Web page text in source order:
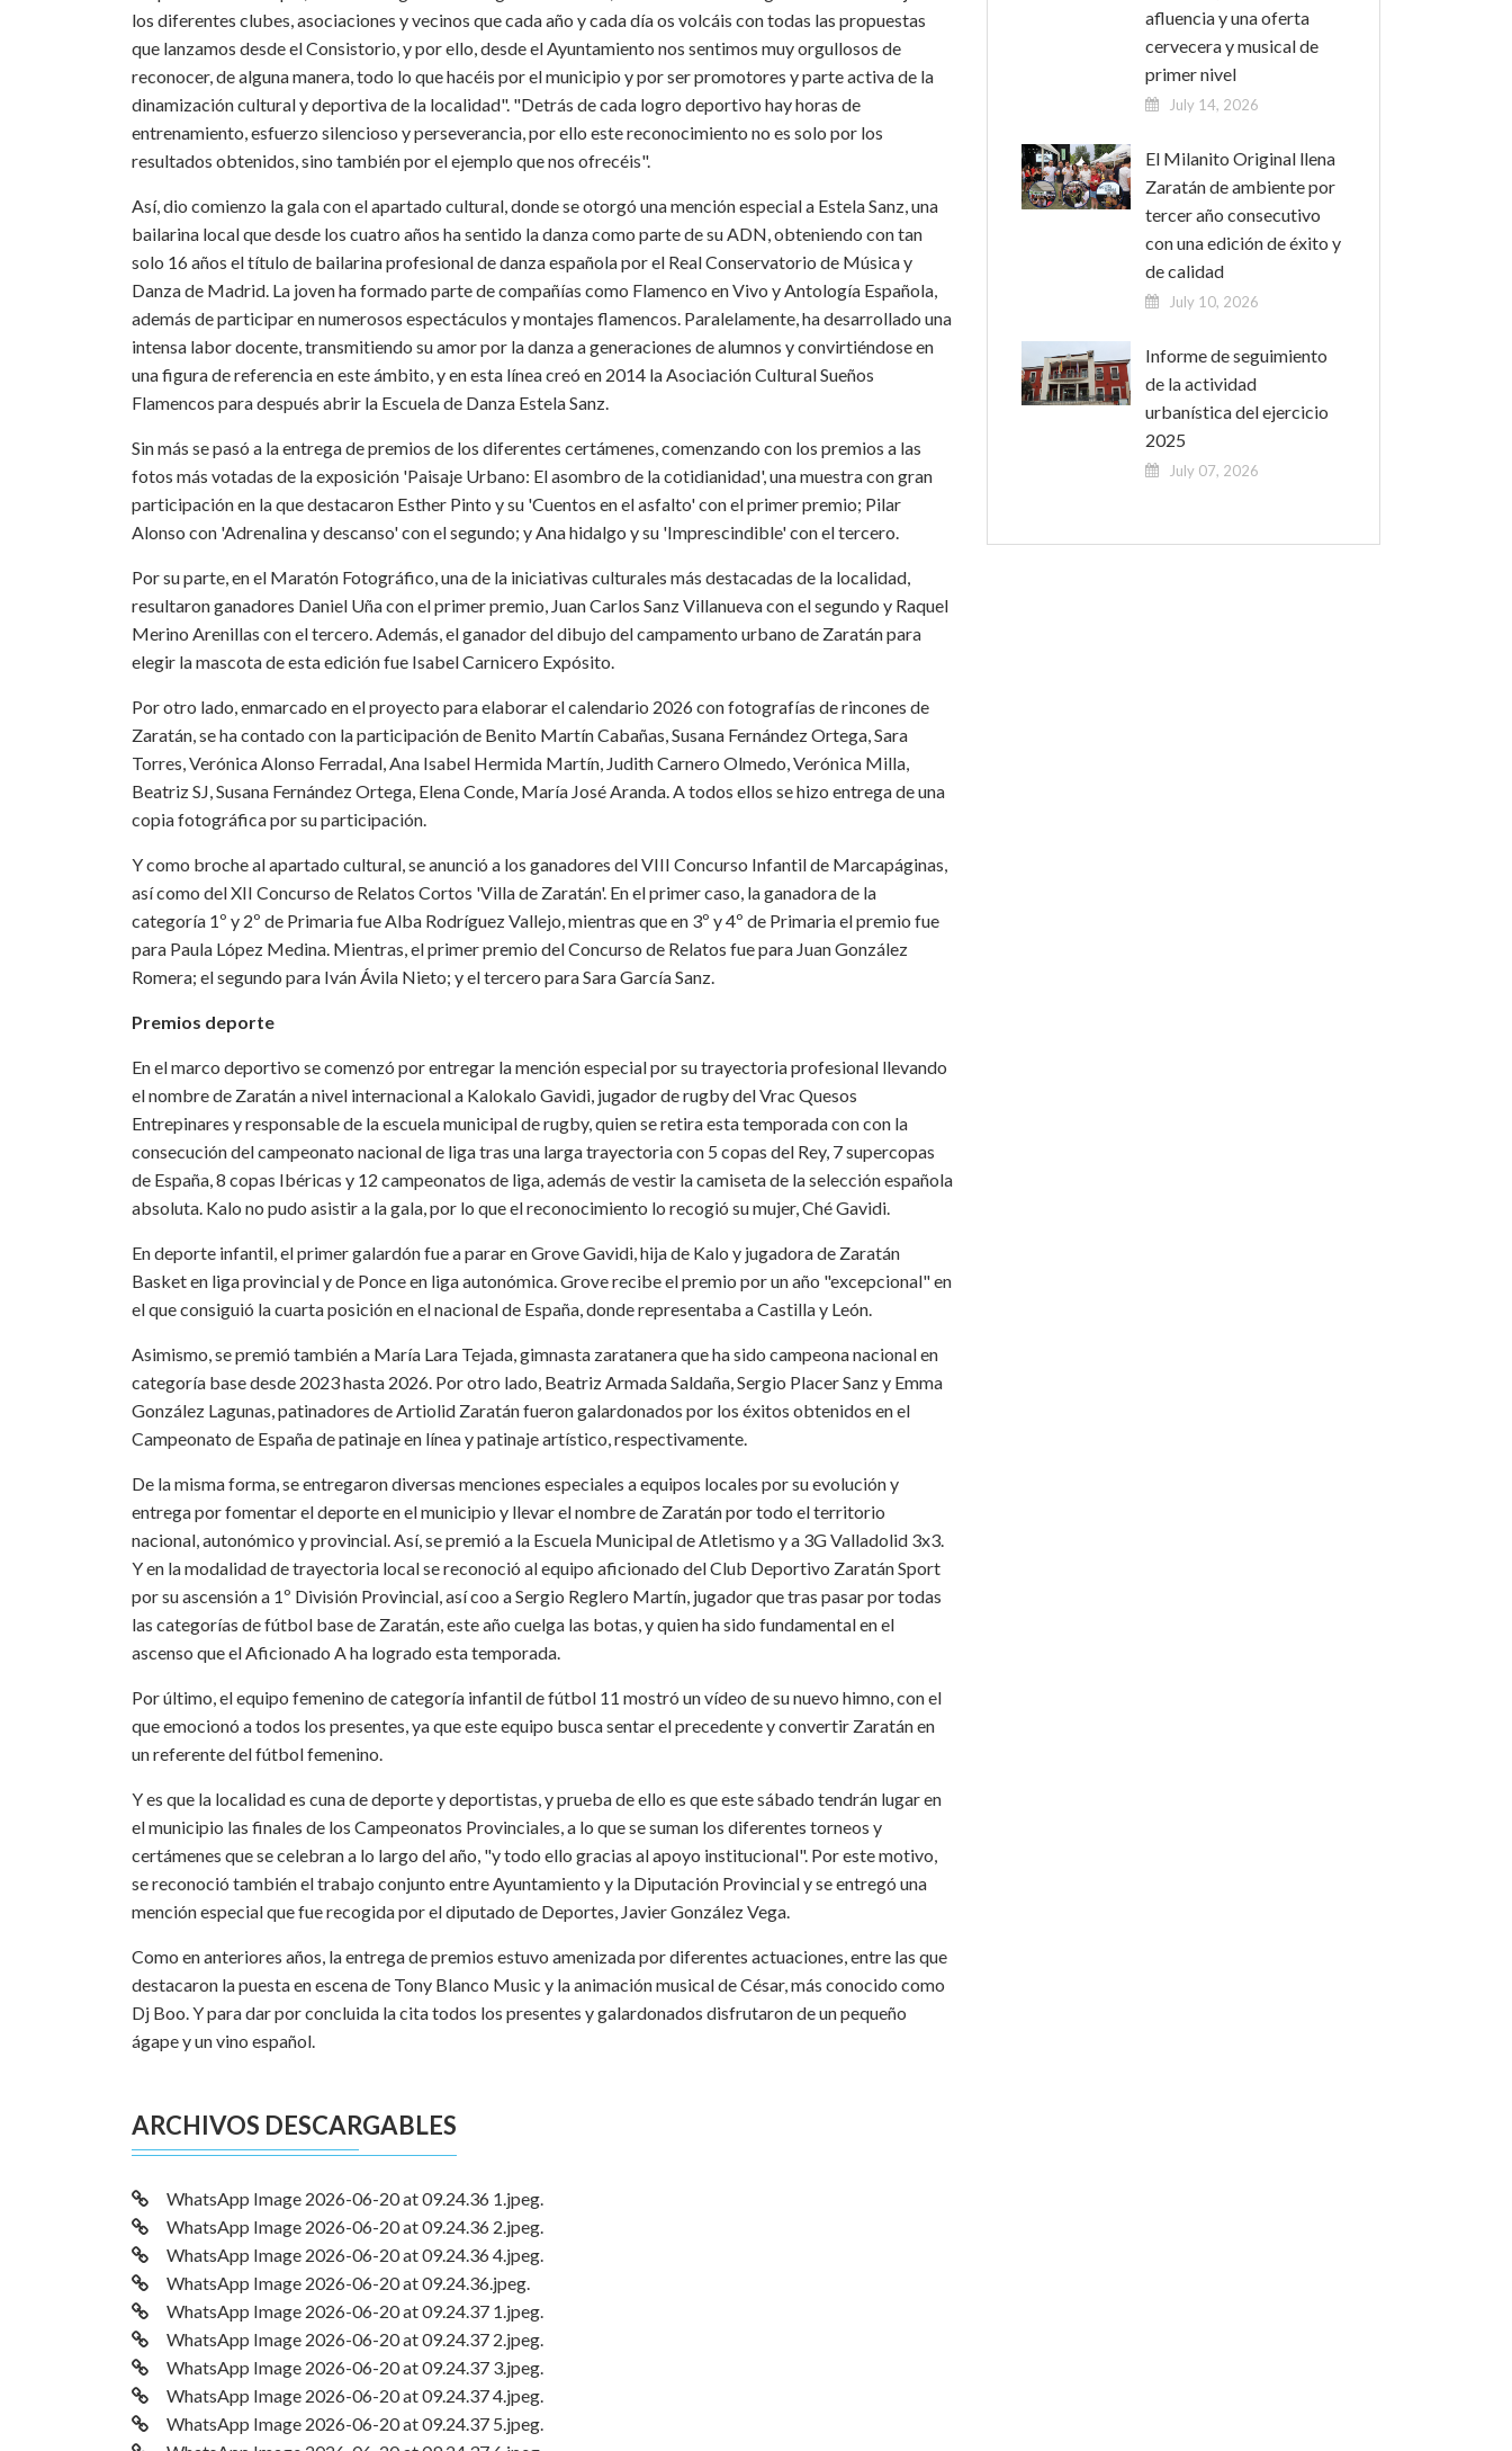
los diferentes clubes, asociaciones y vecinos que cada año y cada día os volcáis con todas las propuestas
que lanzamos desde el Consistorio, y por ello, desde el Ayuntamiento nos sentimos muy orgullosos de
reconocer, de alguna manera, todo lo que hacéis por el municipio y por ser promotores y parte activa de la
dinamización cultural y deportiva de la localidad". "Detrás de cada logro deportivo hay horas de
entrenamiento, esfuerzo silencioso y perseverancia, por ello este reconocimiento no es solo por los
resultados obtenidos, sino también por el ejemplo que nos ofrecéis".
Así, dio comienzo la gala con el apartado cultural, donde se otorgó una mención especial a Estela Sanz, una
bailarina local que desde los cuatro años ha sentido la danza como parte de su ADN, obteniendo con tan
solo 16 años el título de bailarina profesional de danza española por el Real Conservatorio de Música y
Danza de Madrid. La joven ha formado parte de compañías como Flamenco en Vivo y Antología Española,
además de participar en numerosos espectáculos y montajes flamencos. Paralelamente, ha desarrollado una
intensa labor docente, transmitiendo su amor por la danza a generaciones de alumnos y convirtiéndose en
una figura de referencia en este ámbito, y en esta línea creó en 2014 la Asociación Cultural Sueños
Flamencos para después abrir la Escuela de Danza Estela Sanz.
Sin más se pasó a la entrega de premios de los diferentes certámenes, comenzando con los premios a las
fotos más votadas de la exposición 'Paisaje Urbano: El asombro de la cotidianidad', una muestra con gran
participación en la que destacaron Esther Pinto y su 'Cuentos en el asfalto' con el primer premio; Pilar
Alonso con 'Adrenalina y descanso' con el segundo; y Ana hidalgo y su 'Imprescindible' con el tercero.
Por su parte, en el Maratón Fotográfico, una de la iniciativas culturales más destacadas de la localidad,
resultaron ganadores Daniel Uña con el primer premio, Juan Carlos Sanz Villanueva con el segundo y Raquel
Merino Arenillas con el tercero. Además, el ganador del dibujo del campamento urbano de Zaratán para
elegir la mascota de esta edición fue Isabel Carnicero Expósito.
Por otro lado, enmarcado en el proyecto para elaborar el calendario 2026 con fotografías de rincones de
Zaratán, se ha contado con la participación de Benito Martín Cabañas, Susana Fernández Ortega, Sara
Torres, Verónica Alonso Ferradal, Ana Isabel Hermida Martín, Judith Carnero Olmedo, Verónica Milla,
Beatriz SJ, Susana Fernández Ortega, Elena Conde, María José Aranda. A todos ellos se hizo entrega de una
copia fotográfica por su participación.
Y como broche al apartado cultural, se anunció a los ganadores del VIII Concurso Infantil de Marcapáginas,
así como del XII Concurso de Relatos Cortos 'Villa de Zaratán'. En el primer caso, la ganadora de la
categoría 1º y 2º de Primaria fue Alba Rodríguez Vallejo, mientras que en 3º y 4º de Primaria el premio fue
para Paula López Medina. Mientras, el primer premio del Concurso de Relatos fue para Juan González
Romera; el segundo para Iván Ávila Nieto; y el tercero para Sara García Sanz.
Premios deporte
En el marco deportivo se comenzó por entregar la mención especial por su trayectoria profesional llevando
el nombre de Zaratán a nivel internacional a Kalokalo Gavidi, jugador de rugby del Vrac Quesos
Entrepinares y responsable de la escuela municipal de rugby, quien se retira esta temporada con con la
consecución del campeonato nacional de liga tras una larga trayectoria con 5 copas del Rey, 7 supercopas
de España, 8 copas Ibéricas y 12 campeonatos de liga, además de vestir la camiseta de la selección española
absoluta. Kalo no pudo asistir a la gala, por lo que el reconocimiento lo recogió su mujer, Ché Gavidi.
En deporte infantil, el primer galardón fue a parar en Grove Gavidi, hija de Kalo y jugadora de Zaratán
Basket en liga provincial y de Ponce en liga autonómica. Grove recibe el premio por un año "excepcional" en
el que consiguió la cuarta posición en el nacional de España, donde representaba a Castilla y León.
Asimismo, se premió también a María Lara Tejada, gimnasta zaratanera que ha sido campeona nacional en
categoría base desde 2023 hasta 2026. Por otro lado, Beatriz Armada Saldaña, Sergio Placer Sanz y Emma
González Lagunas, patinadores de Artiolid Zaratán fueron galardonados por los éxitos obtenidos en el
Campeonato de España de patinaje en línea y patinaje artístico, respectivamente.
De la misma forma, se entregaron diversas menciones especiales a equipos locales por su evolución y
entrega por fomentar el deporte en el municipio y llevar el nombre de Zaratán por todo el territorio
nacional, autonómico y provincial. Así, se premió a la Escuela Municipal de Atletismo y a 3G Valladolid 3x3.
Y en la modalidad de trayectoria local se reconoció al equipo aficionado del Club Deportivo Zaratán Sport
por su ascensión a 1º División Provincial, así coo a Sergio Reglero Martín, jugador que tras pasar por todas
las categorías de fútbol base de Zaratán, este año cuelga las botas, y quien ha sido fundamental en el
ascenso que el Aficionado A ha logrado esta temporada.
Por último, el equipo femenino de categoría infantil de fútbol 11 mostró un vídeo de su nuevo himno, con el
que emocionó a todos los presentes, ya que este equipo busca sentar el precedente y convertir Zaratán en
un referente del fútbol femenino.
Y es que la localidad es cuna de deporte y deportistas, y prueba de ello es que este sábado tendrán lugar en
el municipio las finales de los Campeonatos Provinciales, a lo que se suman los diferentes torneos y
certámenes que se celebran a lo largo del año, "y todo ello gracias al apoyo institucional". Por este motivo,
se reconoció también el trabajo conjunto entre Ayuntamiento y la Diputación Provincial y se entregó una
mención especial que fue recogida por el diputado de Deportes, Javier González Vega.
Como en anteriores años, la entrega de premios estuvo amenizada por diferentes actuaciones, entre las que
destacaron la puesta en escena de Tony Blanco Music y la animación musical de César, más conocido como
Dj Boo. Y para dar por concluida la cita todos los presentes y galardonados disfrutaron de un pequeño
ágape y un vino español.
ARCHIVOS DESCARGABLES
WhatsApp Image 2026-06-20 at 09.24.36 1.jpeg.
WhatsApp Image 2026-06-20 at 09.24.36 2.jpeg.
WhatsApp Image 2026-06-20 at 09.24.36 4.jpeg.
WhatsApp Image 2026-06-20 at 09.24.36.jpeg.
WhatsApp Image 2026-06-20 at 09.24.37 1.jpeg.
WhatsApp Image 2026-06-20 at 09.24.37 2.jpeg.
WhatsApp Image 2026-06-20 at 09.24.37 3.jpeg.
WhatsApp Image 2026-06-20 at 09.24.37 4.jpeg.
WhatsApp Image 2026-06-20 at 09.24.37 5.jpeg.
afluencia y una oferta
cervecera y musical de
primer nivel
July 14, 2026
El Milanito Original llena
Zaratán de ambiente por
tercer año consecutivo
con una edición de éxito y
de calidad
July 10, 2026
Informe de seguimiento
de la actividad
urbanística del ejercicio
2025
July 07, 2026